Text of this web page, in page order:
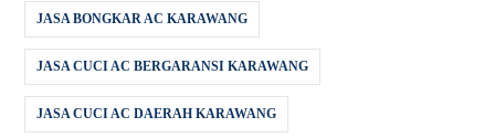
JASA BONGKAR AC KARAWANG
JASA CUCI AC BERGARANSI KARAWANG
JASA CUCI AC DAERAH KARAWANG